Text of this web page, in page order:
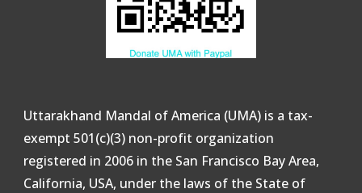
Uttarakhand Mandal of America (UMA) is a tax-
exempt 501(c)(3) non-profit organization
registered in 2006 in the San Francisco Bay Area,
California, USA, under the laws of the State of